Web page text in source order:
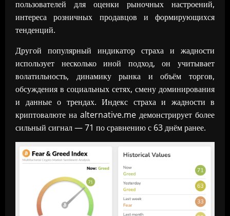
пользователей для оценки рыночных настроений,
интереса розничных продавцов и формирующихся
тенденций.
Другой популярный индикатор страха и жадности
использует несколько иной подход, он учитывает
волатильность, динамику рынка и объём торгов,
обсуждения в социальных сетях, смену доминирования
и данные о трендах. Индекс страха и жадности в
криптовалюте на alternative.me демонстрирует более
сильный сигнал — 71 по сравнению с 63 днём ранее.